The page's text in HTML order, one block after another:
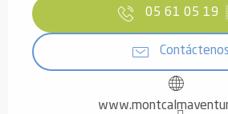
05 61 05 19
Contáctenos